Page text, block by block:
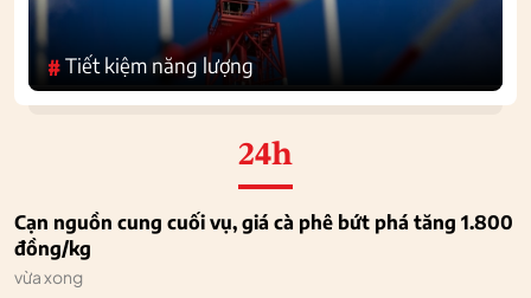
#Tiết kiệm năng lượng
24h
Cạn nguồn cung cuối vụ, giá cà phê bứt phá tăng 1.800
đồng/kg
vừa xong